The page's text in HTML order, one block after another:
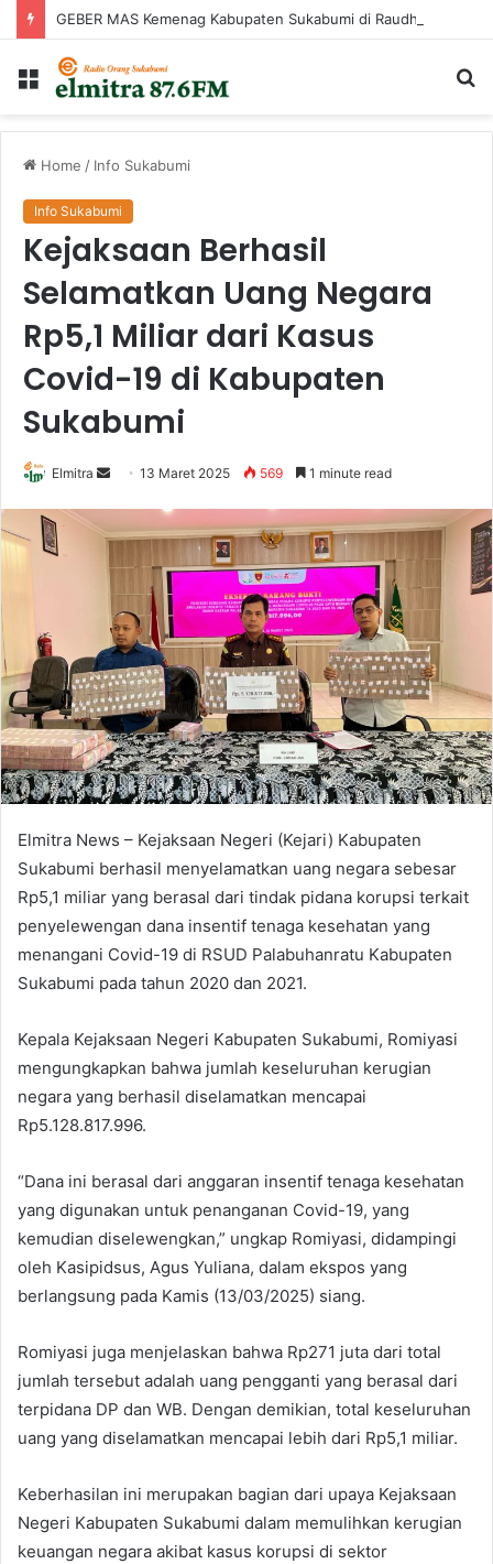
Menu
Home / Info Sukabumi
Info Sukabumi
Kejaksaan Berhasil
Selamatkan Uang Negara
Rp5,1 Miliar dari Kasus
Covid-19 di Kabupaten
Sukabumi
Elmitra
Send13 Maret 2025 569 1 minute read
Elmitra News – Kejaksaan Negeri (Kejari) Kabupaten
Sukabumi berhasil menyelamatkan uang negara sebesar
Rp5,1 miliar yang berasal dari tindak pidana korupsi terkait
penyelewengan dana insentif tenaga kesehatan yang
menangani Covid-19 di RSUD Palabuhanratu Kabupaten
Sukabumi pada tahun 2020 dan 2021.
Kepala Kejaksaan Negeri Kabupaten Sukabumi, Romiyasi
mengungkapkan bahwa jumlah keseluruhan kerugian
negara yang berhasil diselamatkan mencapai
Rp5.128.817.996.
“Dana ini berasal dari anggaran insentif tenaga kesehatan
yang digunakan untuk penanganan Covid-19, yang
kemudian diselewengkan,” ungkap Romiyasi, didampingi
oleh Kasipidsus, Agus Yuliana, dalam ekspos yang
berlangsung pada Kamis (13/03/2025) siang.
Romiyasi juga menjelaskan bahwa Rp271 juta dari total
jumlah tersebut adalah uang pengganti yang berasal dari
terpidana DP dan WB. Dengan demikian, total keseluruhan
uang yang diselamatkan mencapai lebih dari Rp5,1 miliar.
Keberhasilan ini merupakan bagian dari upaya Kejaksaan
Negeri Kabupaten Sukabumi dalam memulihkan kerugian
keuangan negara akibat kasus korupsi di sektor